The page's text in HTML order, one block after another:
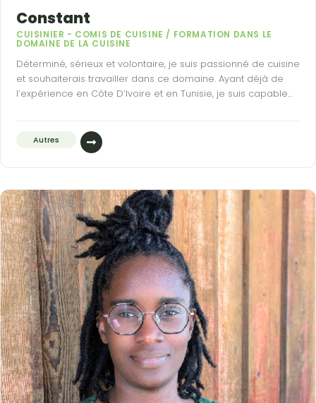
Constant
CUISINIER - COMIS DE CUISINE / FORMATION DANS LE
DOMAINE DE LA CUISINE
Déterminé, sérieux et volontaire, je suis passionné de cuisine
et souhaiterais travailler dans ce domaine. Ayant déjà de
l’expérience en Côte D’Ivoire et en Tunisie, je suis capable
et bénévole au sein de la Cafetière de Aurignac.
Autres